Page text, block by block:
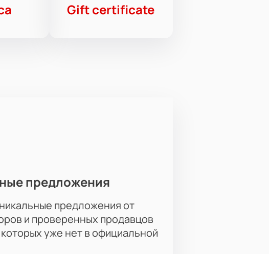
Gift certificate
предложения
предложения от
и проверенных продавцов
уже нет в официальной